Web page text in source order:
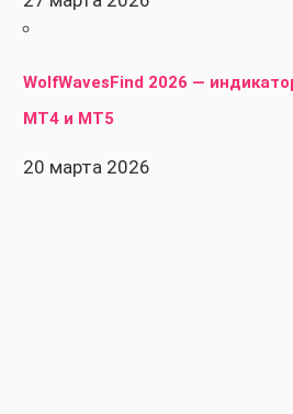
WolfWavesFind 2026 —
MT4 и MT5
20 марта 2026